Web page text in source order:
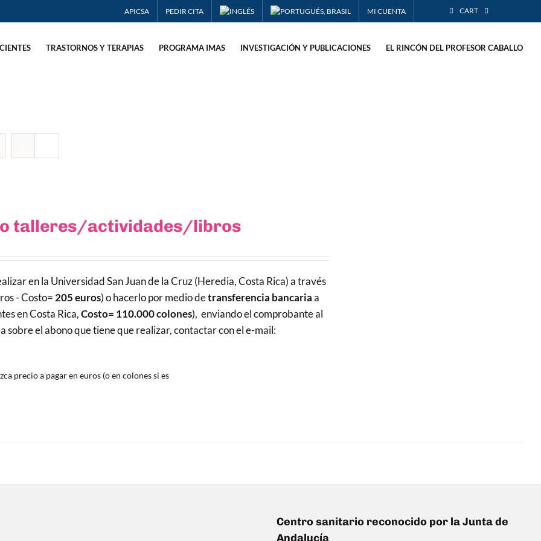
APICSA PEDIR CITA MI CUENTA CART
TRASTORNOS Y TERAPIAS PROGRAMA IMAS INVESTIGACIÓN Y PUBLICACIONES EL RINCÓN DEL PROFESOR CABALLO
talleres/actividades/libros
en la Universidad San Juan de la Cruz (Heredia, Costa Rica) a través
- Costo= 205 euros) o hacerlo por medio detransferencia bancariaa
en Costa Rica,Costo= 110.000 colones), enviando el comprobante al
el abono que tiene que realizar, contactar con el e-mail:
precio a pagar en euros (o en colones si es
Centro sanitario reconocido por la Junta de
Andalucía